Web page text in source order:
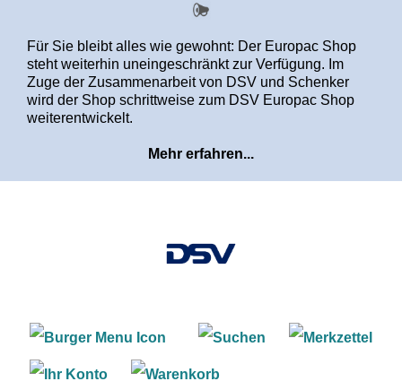
Für Sie bleibt alles wie gewohnt: Der Europac Shop
steht weiterhin uneingeschränkt zur Verfügung. Im
Zuge der Zusammenarbeit von DSV und Schenker
wird der Shop schrittweise zum DSV Europac Shop
weiterentwickelt.
Mehr erfahren...